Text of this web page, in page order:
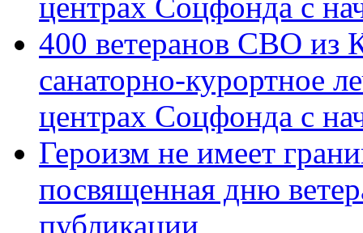
400 ветеранов СВО из
санаторно-курортное
центрах Соцфонда с
Героизм не имеет
посвященная дню
публикации